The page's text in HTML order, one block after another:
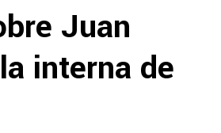
Juan
interna de